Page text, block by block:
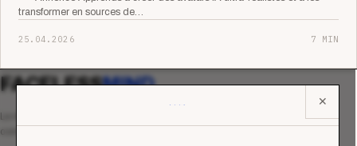
transformer en sources de…
25.04.2026 7 MIN
✕
FACELESSMIND
Le média qui mesurent la performance
commerciale des organismes de formation.